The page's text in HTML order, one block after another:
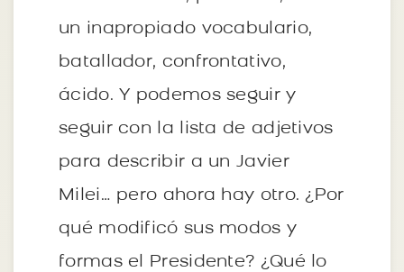
un inapropiado vocabulario,
batallador, confrontativo,
ácido. Y podemos seguir y
seguir con la lista de adjetivos
para describir a un Javier
Milei… pero ahora hay otro. ¿Por
qué modificó sus modos y
formas el Presidente? ¿Qué lo